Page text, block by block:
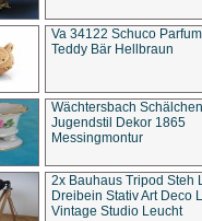
Va 34122 Schuco
Teddy Bär Hellbraun
Wächtersbach Schälchen
Jugendstil Dekor 1865
Messingmontur
2x Bauhaus Tripod Steh
Dreibein Stativ Art Deco
Vintage Studio Leucht